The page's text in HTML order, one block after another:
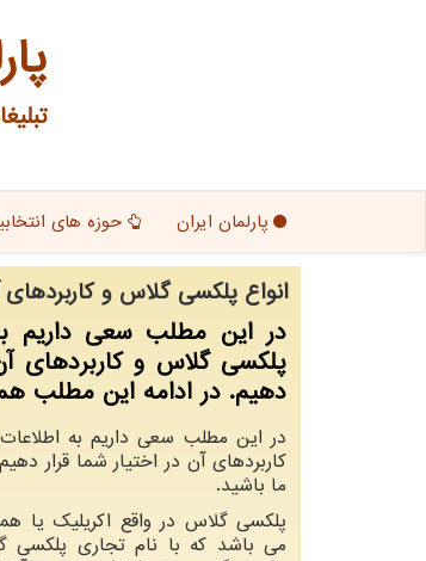
پارلمان ایران حوزه های
انواع پلکسی گلاس و
در این مطلب سعی داریم
پلکسی گلاس و کاربردهای
دهیم. در ادامه این مطلب
در این مطلب سعی داریم به
کاربردهای آن در اختیار شما قرار
ما باشید.
پلکسی گلاس در واقع اکریلیک یا
می باشد که با نام تجاری